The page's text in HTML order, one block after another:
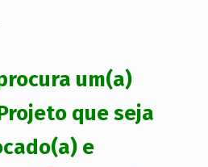
um(a)
que seja
e